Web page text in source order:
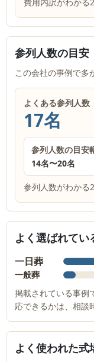
参列人数の目安
この会社の事例で多
よくある参列人数
17名
参列人数の目安
14名〜20名
参列人数がわかる
よく選ばれてい
一日葬
一般葬
掲載されている事例
応できるかは、相談
よく使われた式